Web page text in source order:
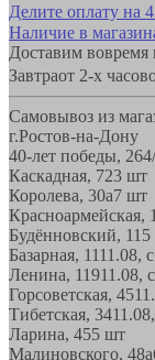
Делите оплату на
Наличие в
Доставим вовремя
Завтраот 2-х часов
Самовывоз из
г.Ростов-на-Дону
40-лет победы,
Каскадная, 723 шт
Королева, 30а7 шт
Красноармейская,
Будённовский, 11
Базарная, 1111.08,
Ленина, 11911.08,
Горсоветская, 45
Тибетская, 34
Ларина, 455 шт
Малиновского, 48а